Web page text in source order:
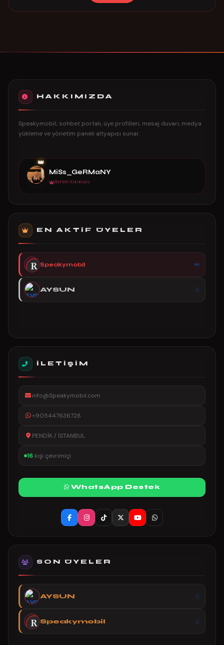
HAKKIMIZDA
Speakymobil; sohbet portalı, üye profilleri, mesaj duvarı, medya
yükleme ve yönetim paneli altyapısı sunar.
👑
MiSs_GeRMaNY
Sistem Kurucusu
EN AKTIF ÜYELER
Speakymobil
AYSUN
İLETIŞIM
info@Speakymobil.com
+905447636728
PENDİK / İSTANBUL
16 kişi çevrimiçi
WhatsApp Destek
SON ÜYELER
AYSUN
Speakymobil